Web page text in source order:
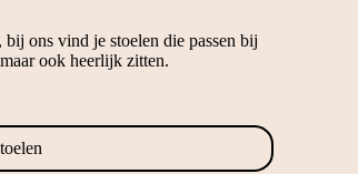
ons vind je stoelen die passen bij
ook heerlijk zitten.